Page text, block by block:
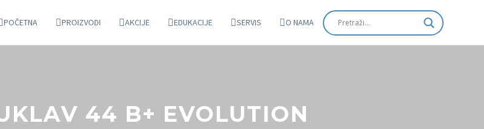
POČETNA PROIZVODI AKCIJE EDUKACIJE SERVIS O NAMA
44 B+ EVOLUTION